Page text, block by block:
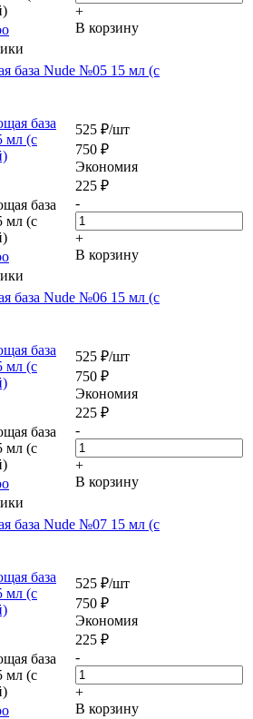
+
В корзину
база Nude №05 15 мл (с
база
мл (с
база
мл (с
525 ₽/шт
750 ₽
Экономия
225 ₽
-
+
В корзину
база Nude №06 15 мл (с
база
мл (с
база
мл (с
525 ₽/шт
750 ₽
Экономия
225 ₽
-
+
В корзину
база Nude №07 15 мл (с
база
мл (с
база
мл (с
525 ₽/шт
750 ₽
Экономия
225 ₽
-
+
В корзину